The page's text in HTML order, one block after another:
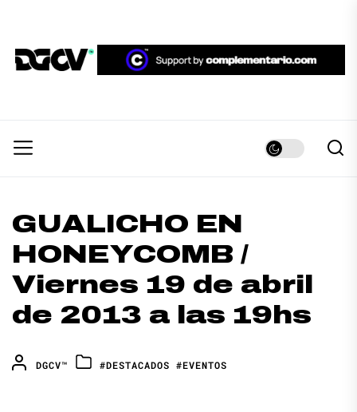
the
content
DGCV™
GUALICHO EN
HONEYCOMB /
Viernes 19 de abril
de 2013 a las 19hs
DGCV™ #DESTACADOS #EVENTOS